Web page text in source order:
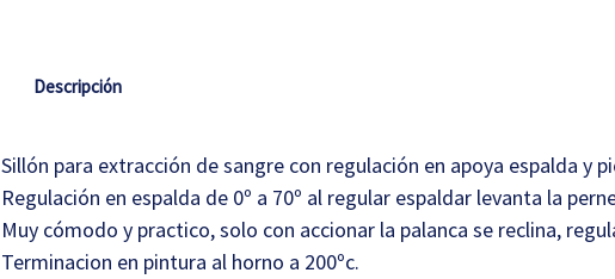
Descripción
Sillón para extracción de sangre con regulación en apoya espalda y
Regulación en espalda de 0º a 70º al regular espaldar levanta la
Muy cómodo y practico, solo con accionar la palanca se reclina,
Terminacion en pintura al horno a 200ºc.